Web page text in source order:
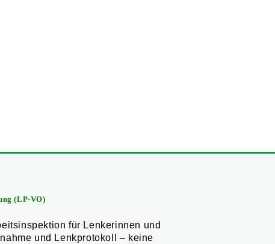
(LP-VO)
für Lenkerinnen und
und Lenkprotokoll – keine